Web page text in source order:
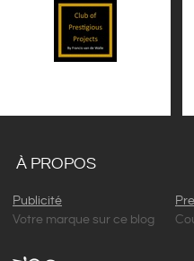
À PROPOS
Publicité
Votre marque sur ce blog